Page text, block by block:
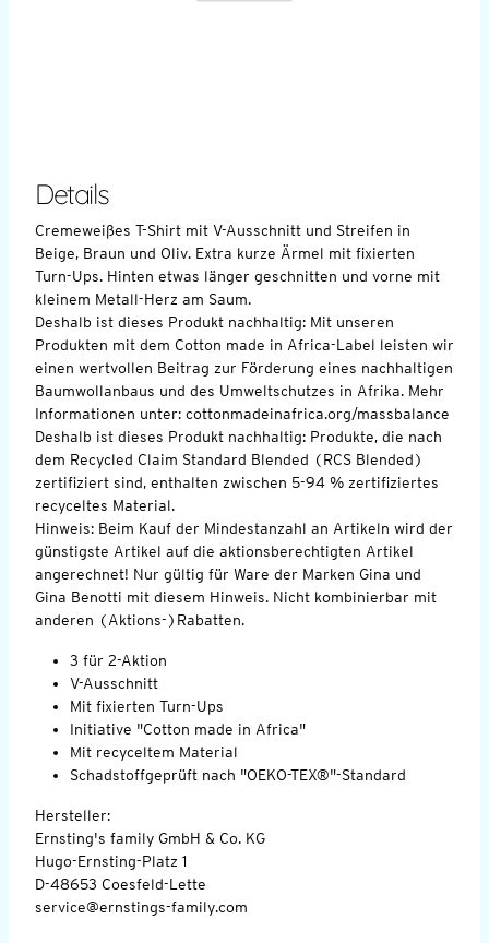
Details
Cremeweißes T-Shirt mit V-Ausschnitt und Streifen in
Beige, Braun und Oliv. Extra kurze Ärmel mit fixierten
Turn-Ups. Hinten etwas länger geschnitten und vorne mit
kleinem Metall-Herz am Saum.
Deshalb ist dieses Produkt nachhaltig: Mit unseren
Produkten mit dem Cotton made in Africa-Label leisten wir
einen wertvollen Beitrag zur Förderung eines nachhaltigen
Baumwollanbaus und des Umweltschutzes in Afrika. Mehr
Informationen unter: cottonmadeinafrica.org/massbalance
Deshalb ist dieses Produkt nachhaltig: Produkte, die nach
dem Recycled Claim Standard Blended (RCS Blended)
zertifiziert sind, enthalten zwischen 5-94 % zertifiziertes
recyceltes Material.
Hinweis: Beim Kauf der Mindestanzahl an Artikeln wird der
günstigste Artikel auf die aktionsberechtigten Artikel
angerechnet! Nur gültig für Ware der Marken Gina und
Gina Benotti mit diesem Hinweis. Nicht kombinierbar mit
anderen (Aktions-)Rabatten.
3 für 2-Aktion
V-Ausschnitt
Mit fixierten Turn-Ups
Initiative "Cotton made in Africa"
Mit recyceltem Material
Schadstoffgeprüft nach "OEKO-TEX®"-Standard
Hersteller:
Ernsting's family GmbH & Co. KG
Hugo-Ernsting-Platz 1
D-48653 Coesfeld-Lette
service@ernstings-family.com